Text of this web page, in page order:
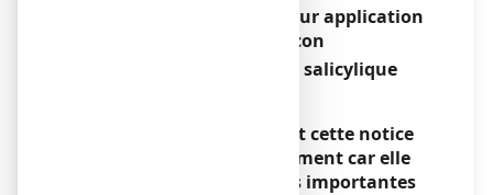
VERRUFILM, solution pour application
locale en flacon
Acide lactique / acide salicylique
Veuillez lire attentivement cette notice
avant d’utiliser ce médicament car elle
contient des informations importantes